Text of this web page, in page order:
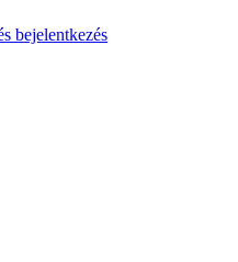
bejelentkezés